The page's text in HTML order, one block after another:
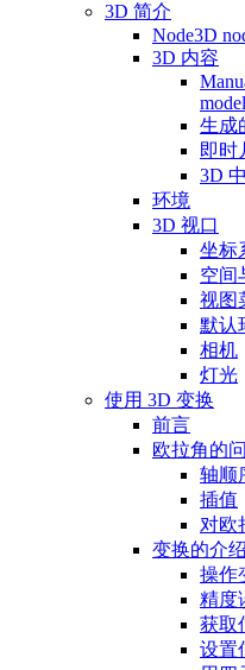
3D 简介
Node3D
3D 内容
生成
即时
3D
环境
3D 视口
坐标
空间
视图
默认
相机
灯光
使用 3D 变换
前言
欧拉角的
轴顺
插值
对欧
变换的介绍
操作
精度
获取
设置